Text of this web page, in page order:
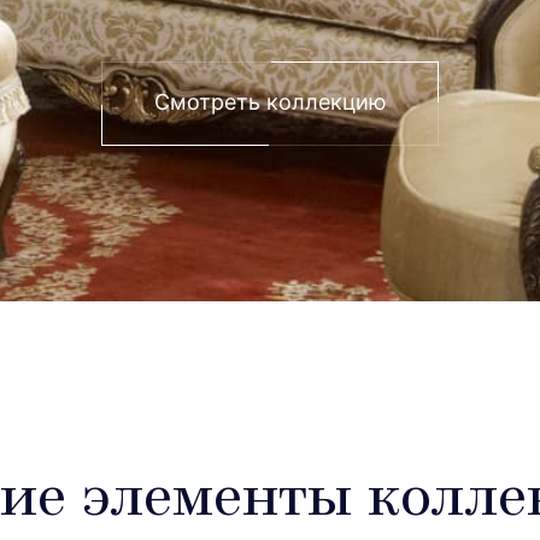
Смотреть коллекцию
элементы